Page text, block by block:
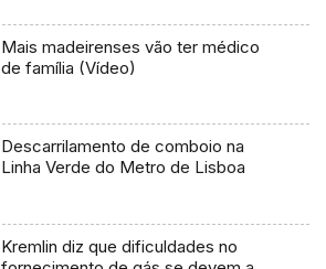
Mais madeirenses vão ter médico
de família (Vídeo)
Descarrilamento de comboio na
Linha Verde do Metro de Lisboa
Kremlin diz que dificuldades no